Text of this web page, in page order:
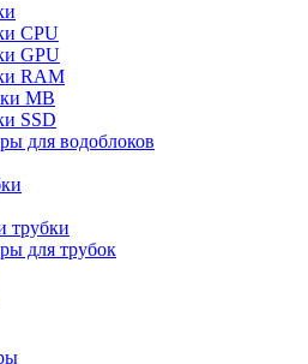
CPU
GPU
RAM
MB
SSD
для водоблоков
трубки
для трубок